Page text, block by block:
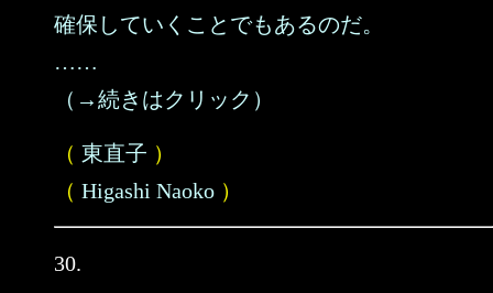
確保していくことでもあるのだ。
……
（→続きはクリック）
（ 東直子 ）
（ Higashi Naoko ）
30.